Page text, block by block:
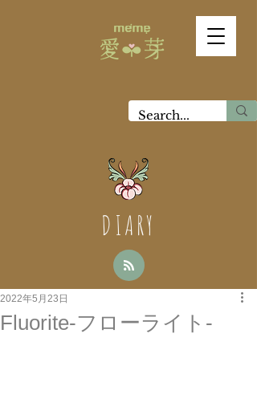
DIARY
Fluorite-フローライト-
2022年5月23日